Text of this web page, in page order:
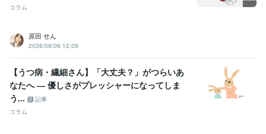
コラム
原田 せん
2026/08/06 12:09
【うつ病・繊細さん】「大丈夫？」がつらいあ
なたへ ― 優しさがプレッシャーになってしま
う...
記事
コラム